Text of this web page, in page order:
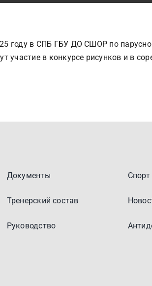
году в СПБ ГБУ ДО СШОР по
в конкурсе рисунков и в
Документы
Тренерский состав
Руководство
Спорт